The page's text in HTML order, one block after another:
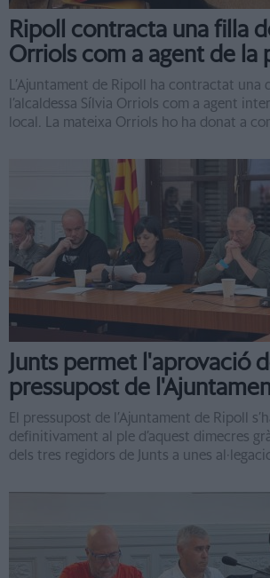
Ripoll contracta una filla
Orriols com a agent de la
L’Ajuntament de Ripoll ha contractat una
l’alcaldessa Sílvia Orriols com a agent
local. La mateixa Orriols ho ha donat a
Junts permet l'aprovació
pressupost de
El pressupost de l’Ajuntament de Ripoll
definitivament al ple d’aquest dimecres
dels tres regidors de Junts a unes